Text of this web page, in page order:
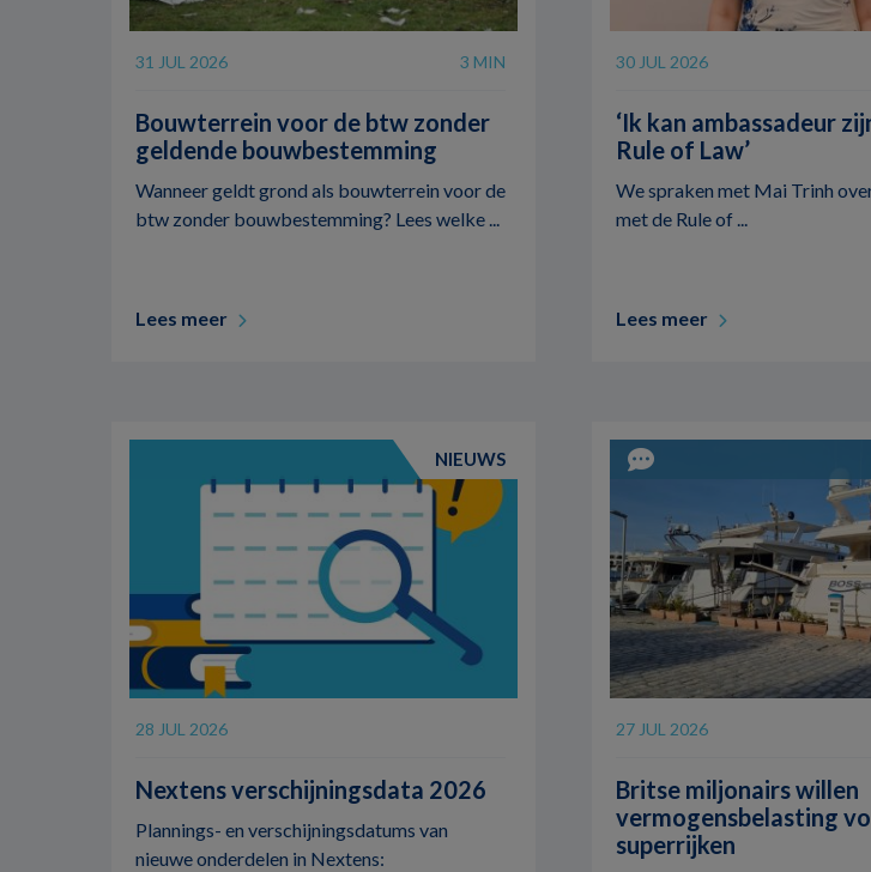
31 JUL 2026 3 MIN
Bouwterrein voor de btw zonder
geldende bouwbestemming
Wanneer geldt grond als bouwterrein voor de
btw zonder bouwbestemming? Lees welke ...
Lees meer
30 JUL 2026
‘Ik kan ambassadeur
Rule of Law’
We spraken met Mai Trinh
met de Rule of ...
Lees meer
NIEUWS
28 JUL 2026
Nextens verschijningsdata 2026
Plannings- en verschijningsdatums van
nieuwe onderdelen in Nextens:
27 JUL 2026
Britse miljonairs willen
vermogensbelasting
superrijken